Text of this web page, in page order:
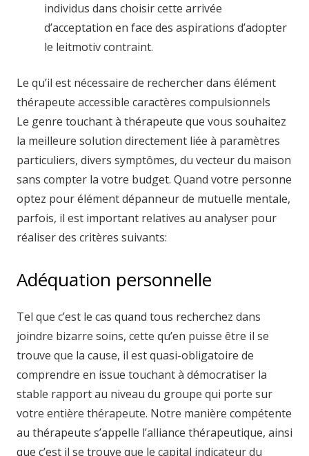
individus dans choisir cette arrivée
d’acceptation en face des aspirations d’adopter
le leitmotiv contraint.
Le qu’il est nécessaire de rechercher dans élément
thérapeute accessible caractères compulsionnels
Le genre touchant à thérapeute que vous souhaitez
la meilleure solution directement liée à paramètres
particuliers, divers symptômes, du vecteur du maison
sans compter la votre budget. Quand votre personne
optez pour élément dépanneur de mutuelle mentale,
parfois, il est important relatives au analyser pour
réaliser des critères suivants:
Adéquation personnelle
Tel que c’est le cas quand tous recherchez dans
joindre bizarre soins, cette qu’en puisse être il se
trouve que la cause, il est quasi-obligatoire de
comprendre en issue touchant à démocratiser la
stable rapport au niveau du groupe qui porte sur
votre entière thérapeute. Notre manière compétente
au thérapeute s’appelle l’alliance thérapeutique, ainsi
que c’est il se trouve que le capital indicateur du